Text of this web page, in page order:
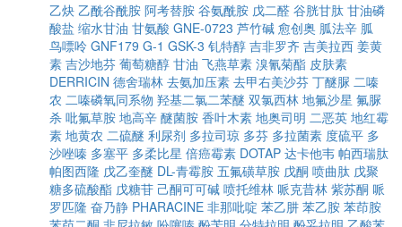
乙炔 乙酰谷酰胺 阿考替胺 谷氨酰胺 戊二醛 谷胱甘肽 甘油磷
酸盐 缩水甘油 甘氨酸 GNE-0723 芦竹碱 愈创奥 胍法辛 胍
鸟嘌呤 GNF179 G-1 GSK-3 钆特醇 吉非罗齐 吉美拉西 姜黄
素 吉沙地芬 葡萄糖醇 甘油 飞燕草素 溴氰菊酯 皮肤素
DERRICIN 德舍瑞林 去氨加压素 去甲右美沙芬 丁醚脲 二嗪
农 二嗪磷氧同系物 羟基二氯二苯醚 双氯西林 地氟沙星 氟脲
杀 吡氟草胺 地高辛 醚菌胺 香叶木素 地奥司明 二恶英 地红霉
素 地黄农 二硫醚 利尿剂 多拉司琼 多芬 多拉菌素 度硫平 多
沙唑嗪 多塞平 多柔比星 倍癌霉素 DOTAP 达卡他韦 帕西瑞肽
帕图西隆 戊乙奎醚 DL-青霉胺 五氟磺草胺 戊酮 喷曲肽 戊聚
糖多硫酸酯 戊糖苷 己酮可可碱 喷托维林 哌克昔林 紫苏酮 哌
罗匹隆 奋乃静 PHARACINE 非那吡啶 苯乙肼 苯乙胺 苯茚胺